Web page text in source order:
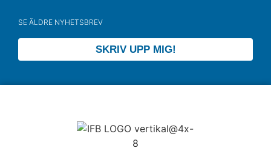
SE ÄLDRE NYHETSBREV
SKRIV UPP MIG!